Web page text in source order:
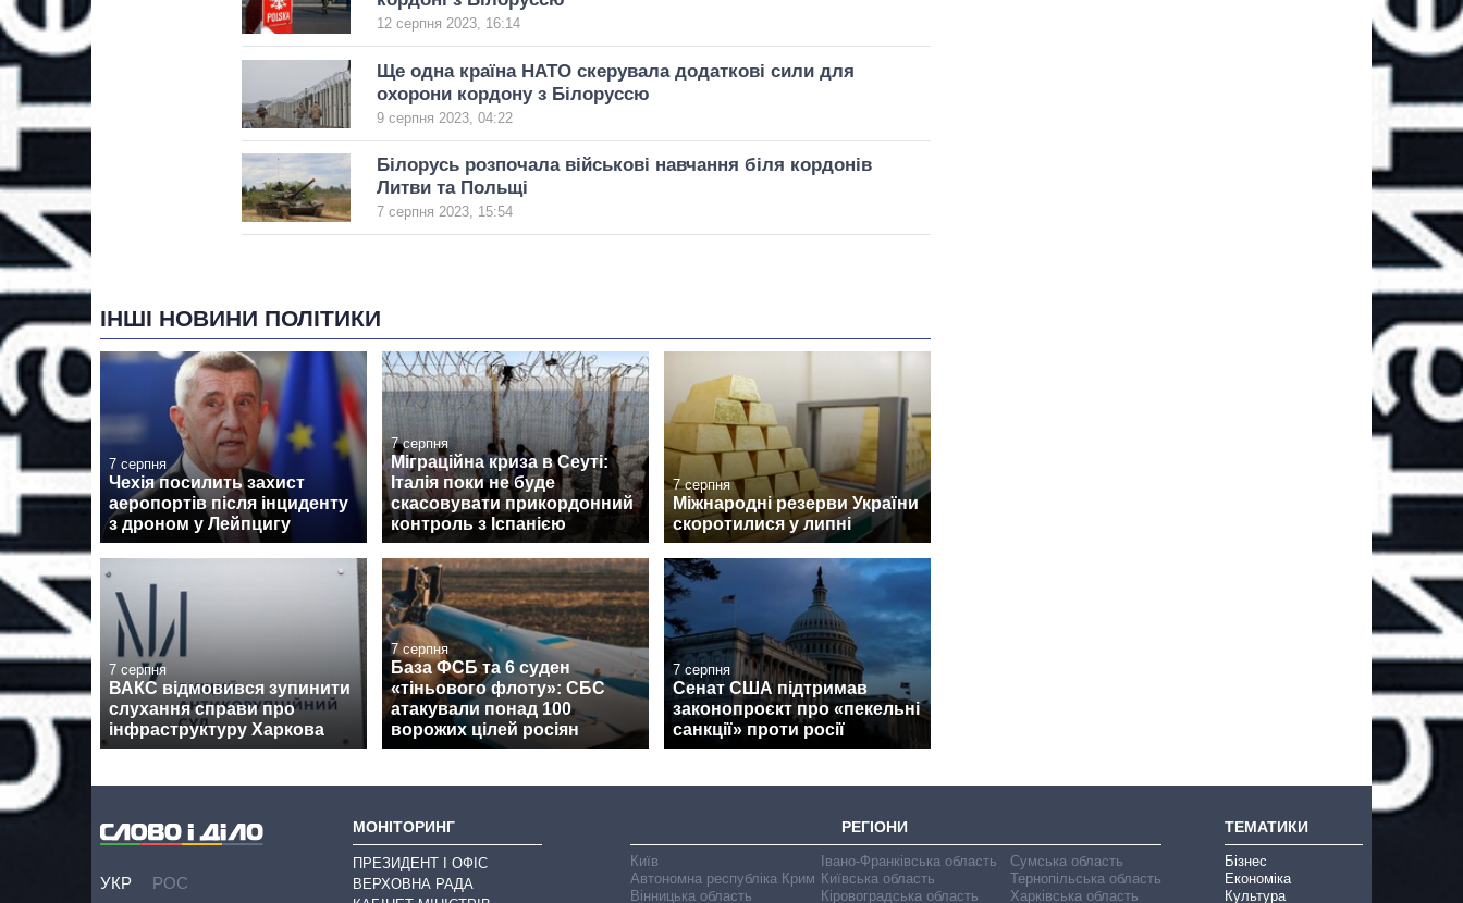
12 серпня 2023, 16:14
Ще одна країна НАТО скерувала додаткові сили для
охорони кордону з Білоруссю
9 серпня 2023, 04:22
Білорусь розпочала військові навчання біля кордонів
Литви та Польщі
7 серпня 2023, 15:54
ІНШІ НОВИНИ ПОЛІТИКИ
7 серпня
Чехія посилить захист
аеропортів після інциденту
з дроном у Лейпцигу
7 серпня
Міграційна криза в Сеуті:
Італія поки не буде
скасовувати прикордонний
контроль з Іспанією
7 серпня
Міжнародні резерви України
скоротилися у липні
7 серпня
ВАКС відмовився зупинити
слухання справи про
інфраструктуру Харкова
7 серпня
База ФСБ та 6 суден
«тіньового флоту»: СБС
атакували понад 100
ворожих цілей росіян
7 серпня
Сенат США підтримав
законопроєкт про «пекельні
санкції» проти росії
УКР РОС
МОНІТОРИНГ
ПРЕЗИДЕНТ І ОФІС
ВЕРХОВНА РАДА
РЕГІОНИ
Київ
Автономна республіка Крим
Вінницька область
Івано-Франківська область
Київська область
Кіровоградська область
Сумська область
Тернопільська область
Харківська область
ТЕМАТИКИ
Бізнес
Економіка
Культура